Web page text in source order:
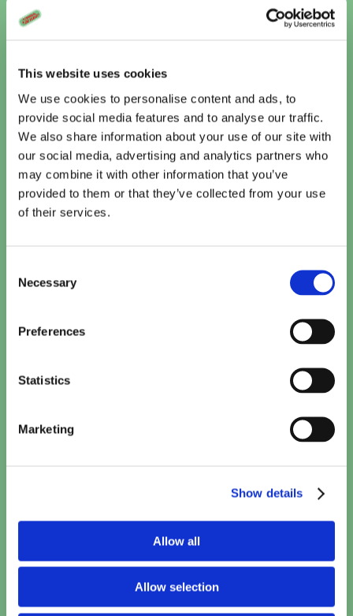
This website uses cookies
We use cookies to personalise content and ads, to
provide social media features and to analyse our traffic.
We also share information about your use of our site with
our social media, advertising and analytics partners who
may combine it with other information that you’ve
provided to them or that they’ve collected from your use
of their services.
Selection
Necessary
Preferences
Statistics
Marketing
Show details
Allow all
Allow selection
ontstaat.
Vandaag
Te zien bij Cinema De Vlugt
Minions & Monsters (NL)
15:10
TICKETS
15:50 TICKETS
Khali Balak Min Nafsi
Spider-Man: Brand New Day
18:15 TICKETS